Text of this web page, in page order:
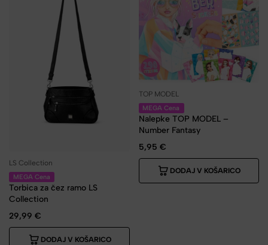
LS Collection
MEGA Cena
Torbica za čez ramo LS
Collection
29,99 €
DODAJ V KOŠARICO
TOP MODEL
MEGA Cena
Nalepke TOP MODEL –
Number Fantasy
5,95 €
DODAJ V KOŠARICO